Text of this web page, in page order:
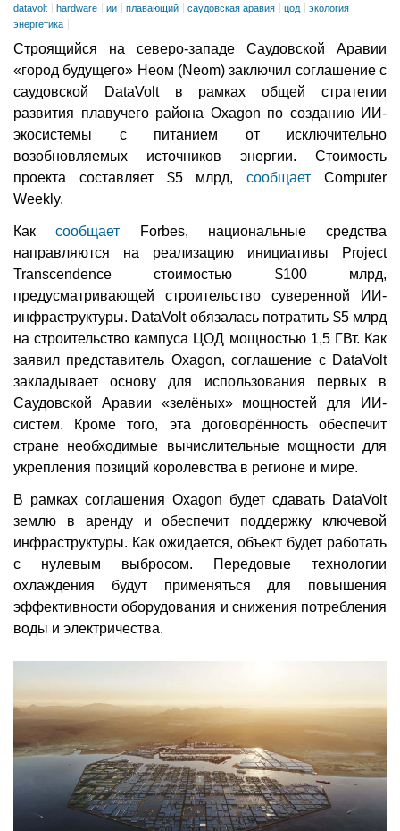
datavolt hardware ии плавающий саудовская аравия цод
экология
энергетика
Строящийся на северо-западе Саудовской Аравии
«город будущего» Неом (Neom) заключил соглашение с
саудовской DataVolt в рамках общей стратегии
развития плавучего района Oxagon по созданию ИИ-
экосистемы с питанием от исключительно
возобновляемых источников энергии. Стоимость
проекта составляет $5 млрд,сообщает Computer
Weekly.
Каксообщает Forbes, национальные средства
направляются на реализацию инициативы Project
Transcendence стоимостью $100 млрд,
предусматривающей строительство суверенной ИИ-
инфраструктуры. DataVolt обязалась потратить $5 млрд
на строительство кампуса ЦОД мощностью 1,5 ГВт. Как
заявил представитель Oxagon, соглашение с DataVolt
закладывает основу для использования первых в
Саудовской Аравии «зелёных» мощностей для ИИ-
систем. Кроме того, эта договорённость обеспечит
стране необходимые вычислительные мощности для
укрепления позиций королевства в регионе и мире.
В рамках соглашения Oxagon будет сдавать DataVolt
землю в аренду и обеспечит поддержку ключевой
инфраструктуры. Как ожидается, объект будет работать
с нулевым выбросом. Передовые технологии
охлаждения будут применяться для повышения
эффективности оборудования и снижения потребления
воды и электричества.